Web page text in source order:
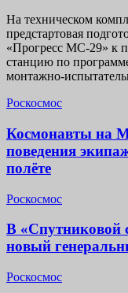
На техническом
предстартовая
«Прогресс МС-29» к
станцию по
монтажно-
Роскосмос
Космонавты на
поведения
полёте
Роскосмос
В «Спутниковой
новый
Роскосмос